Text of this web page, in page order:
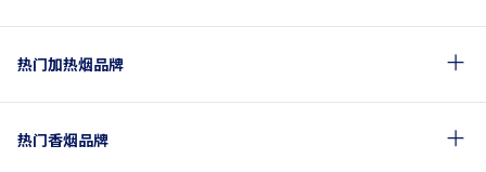
热门加热烟品牌
热门香烟品牌